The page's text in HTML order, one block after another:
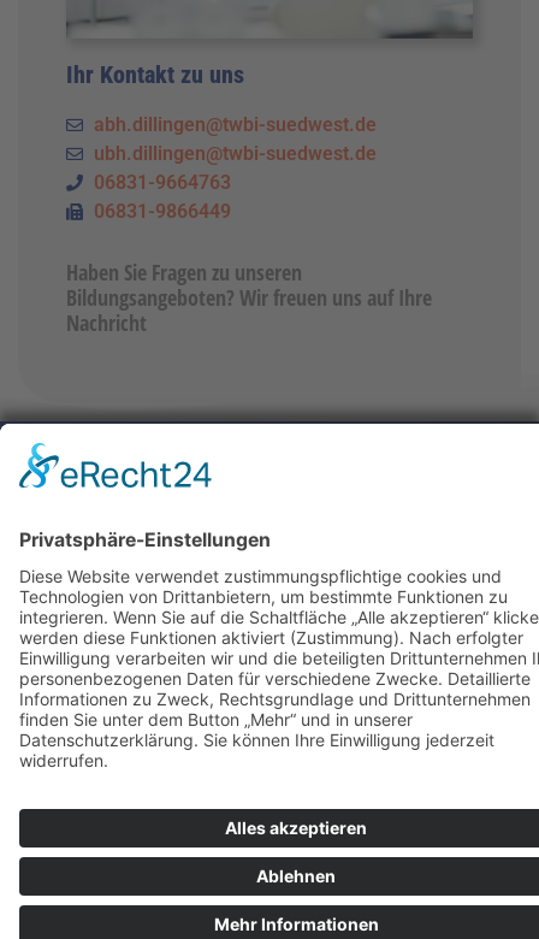
Ihr Kontakt zu uns
abh.dillingen@twbi-suedwest.de
ubh.dillingen@twbi-suedwest.de
06831-9664763
06831-9866449
Haben Sie Fragen zu unseren
Bildungsangeboten? Wir freuen uns auf Ihre
Nachricht
Geschäftsführer:
Andreas Müller
Adresse
Deutschland